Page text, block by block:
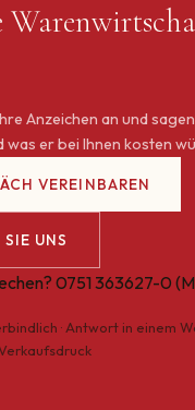
Anzeichen an und
was er bei Ihnen kosten
VEREINBAREN
UNS
0751 363627-0
· Antwort in einem